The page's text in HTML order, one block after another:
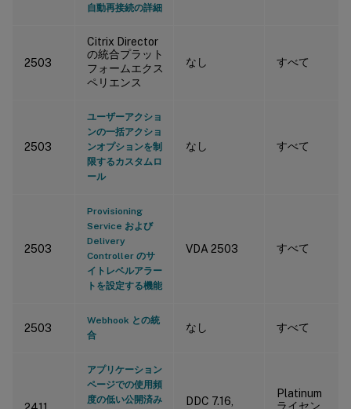
自動再接続の詳細
2503
Citrix Director
の統合プラット
フォームエクス
ペリエンス
なし すべて
2503
ユーザーアクショ
ンの一括アクショ
ンオプションを制
限するカスタムロ
ール
なし すべて
2503
Provisioning
Service および
Delivery
Controller のサ
イトレベルアラー
トを設定する機能
VDA 2503 すべて
2503
Webhook との統
合
なし すべて
アプリケーション
ページでの使用頻
度の低い公開済み
DDC 7.16,
Platinum
ライセン